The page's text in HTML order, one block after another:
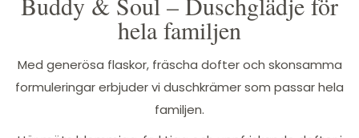
hela familjen
Med generösa flaskor, fräscha dofter och skonsamma
formuleringar erbjuder vi duschkrämer som passar hela
familjen.